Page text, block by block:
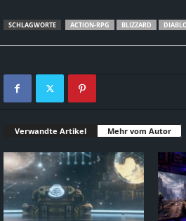
SCHLAGWORTE ACTION-RPG BLIZZARD
Verwandte Artikel Mehr vom Autor